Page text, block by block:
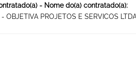
- Nome do(a) contratado(a):
OBJETIVA PROJETOS E SERVICOS